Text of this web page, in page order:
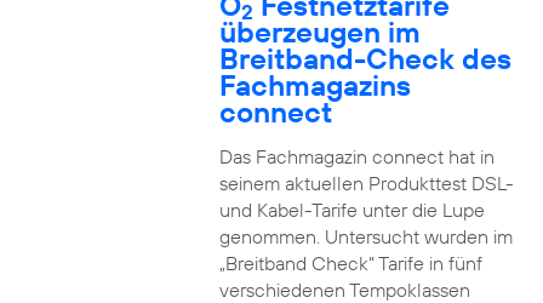
2
überzeugen im
Breitband-Check des
Fachmagazins
connect
Das Fachmagazin connect hat in
seinem aktuellen Produkttest DSL-
und Kabel-Tarife unter die Lupe
genommen. Untersucht wurden im
„Breitband Check“ Tarife in fünf
verschiedenen Tempoklassen